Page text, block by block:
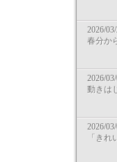
2026/
春分か
2026/
動きは
2026/
「き